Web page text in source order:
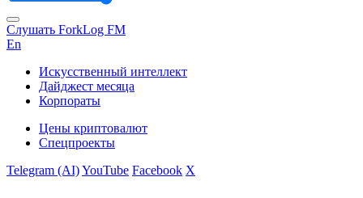
Слушать ForkLog FM
En
Искусственный интеллект
Дайджест месяца
Корпораты
Цены криптовалют
Спецпроекты
Telegram (AI)YouTube Facebook X